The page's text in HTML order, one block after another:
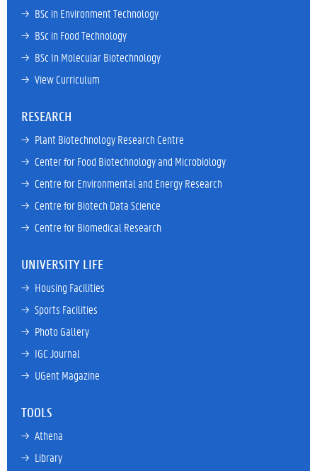
→ BSc in Environment Technology
→ BSc in Food Technology
→ BSc In Molecular Biotechnology
→ View Curriculum
RESEARCH
→ Plant Biotechnology Research Centre
→ Center for Food Biotechnology and Microbiology
→ Centre for Environmental and Energy Research
→ Centre for Biotech Data Science
→ Centre for Biomedical Research
UNIVERSITY LIFE
→ Housing Facilities
→ Sports Facilities
→ Photo Gallery
→ IGC Journal
→ UGent Magazine
TOOLS
→ Athena
→ Library